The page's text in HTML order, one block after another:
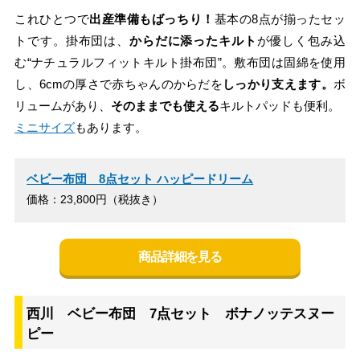
これひとつで出産準備もばっちり！ 基本の8点が揃ったセッ
トです。掛布団は、 からだに添ったキルト が優しく包み込
む“ナチュラルフィットキルト掛布団”。敷布団は固綿を使用
し、6cmの厚さで赤ちゃんのからだを しっかり支えます。 ボ
リュームがあり、 そのままでも使えるキルトパッドも便利。
ミニサイズもあります。
ベビー布団 8点セット ハッピードリーム
価格：23,800円（税抜き）
商品詳細を見る
西川 ベビー布団 7点セット ボナノッテスヌー
ピー